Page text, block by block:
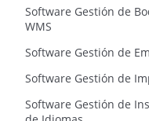
Software Gestión de
WMS
Software Gestión de
Software Gestión de
Software Gestión de